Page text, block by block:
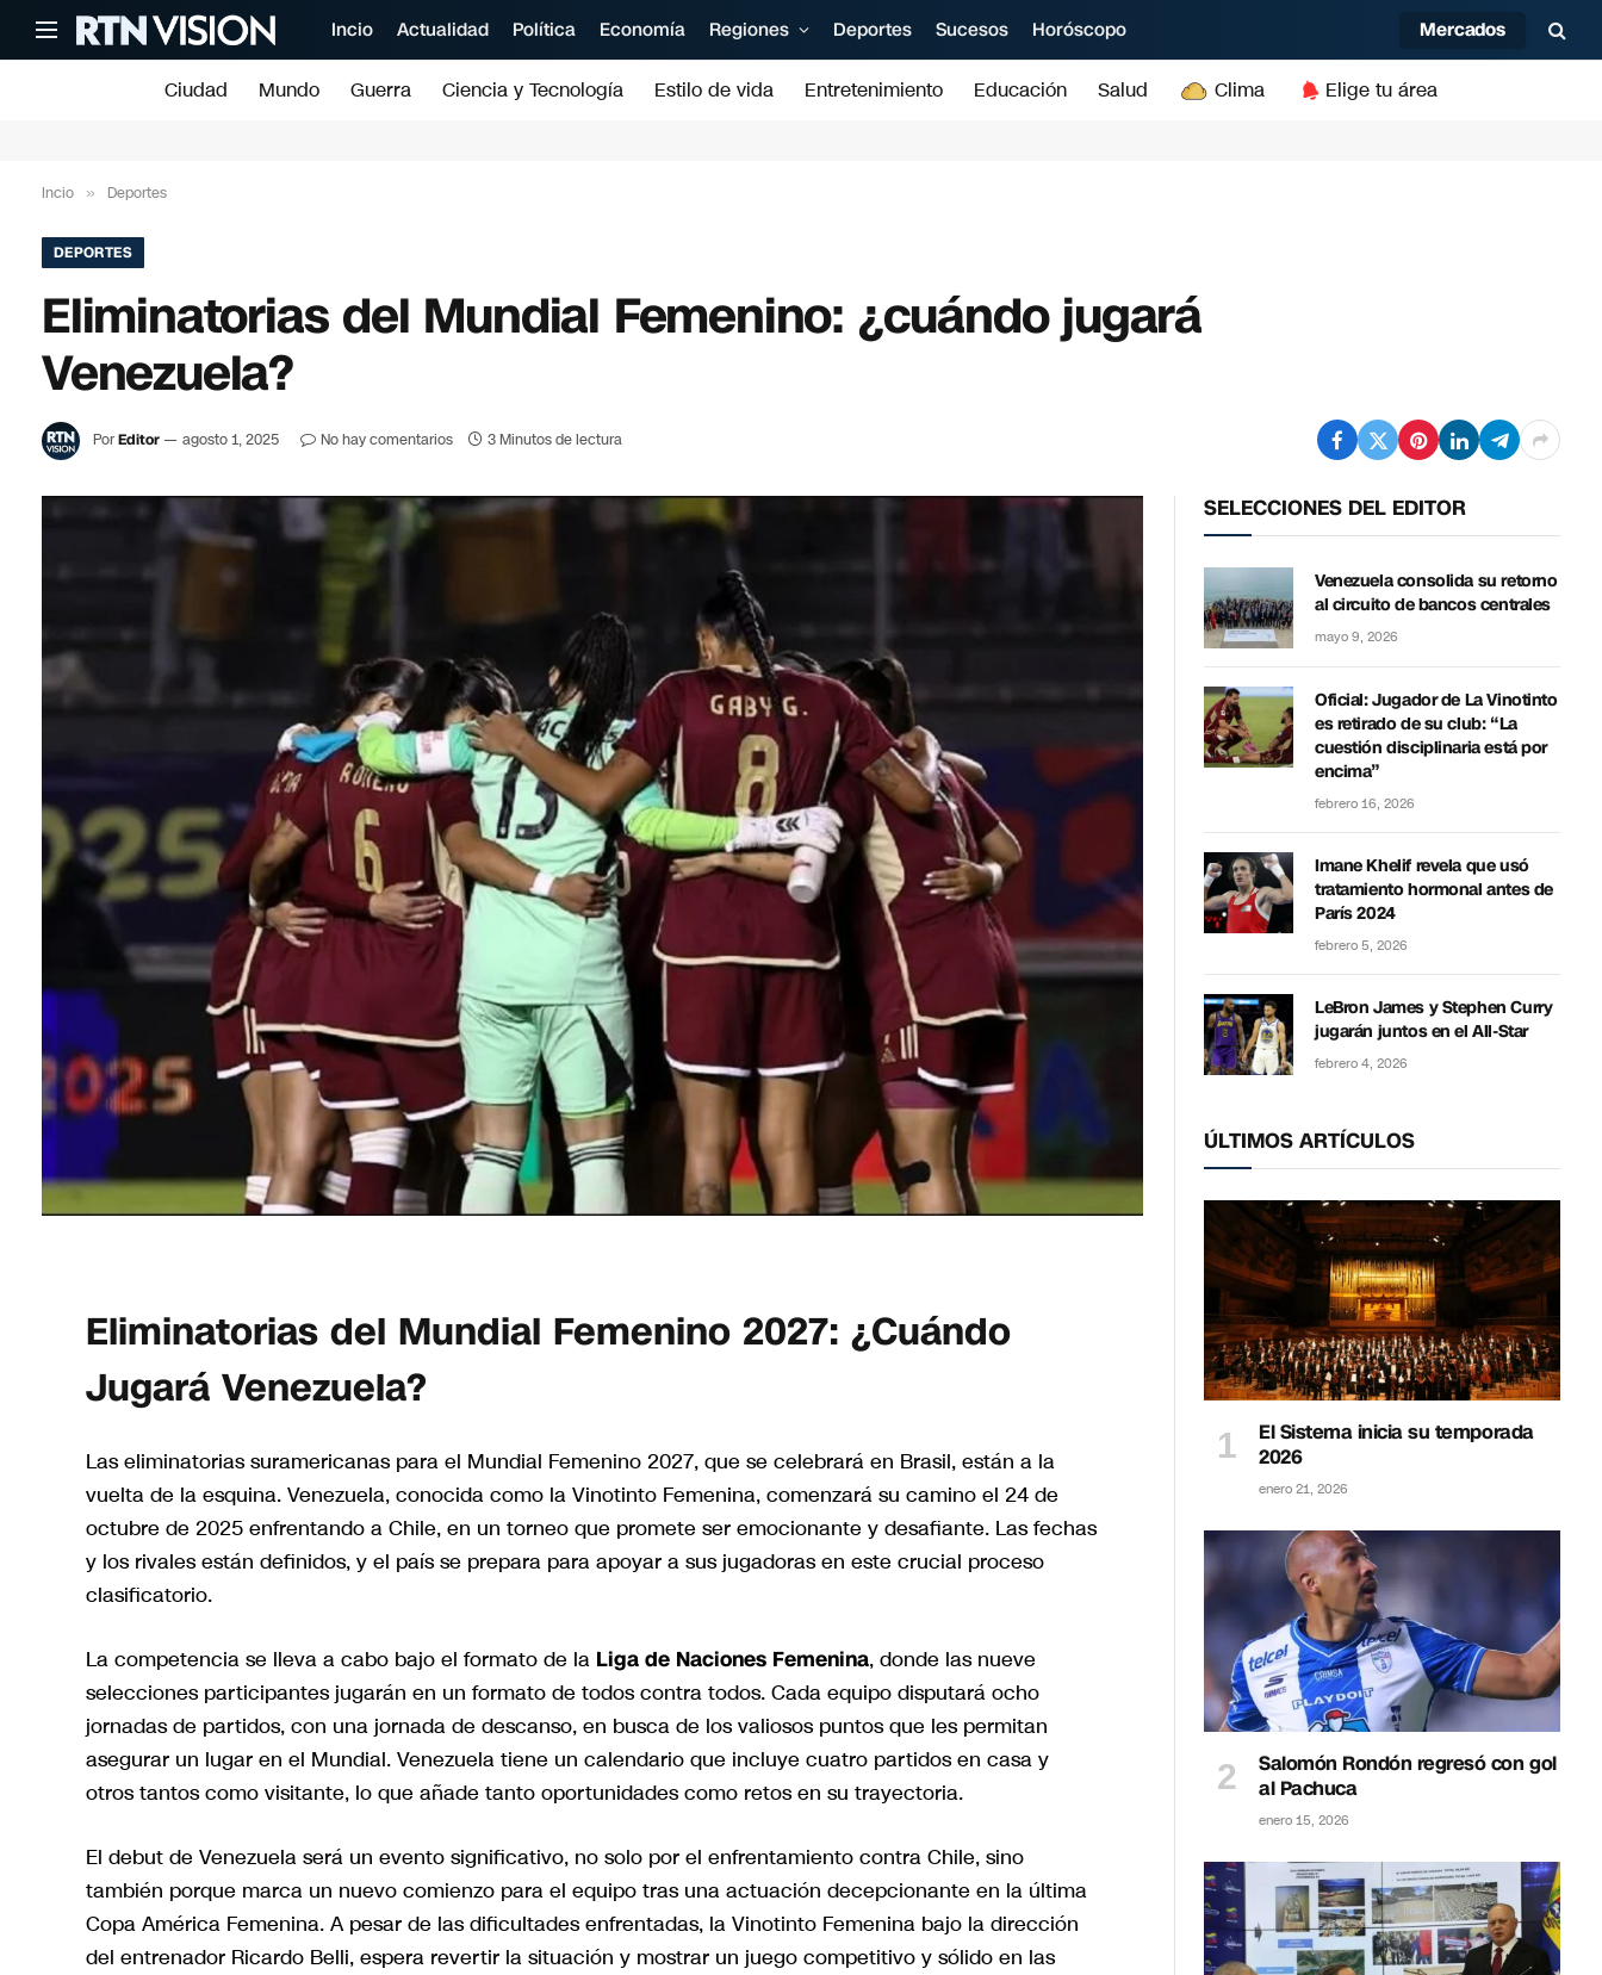
Incio Actualidad Política Economía Regiones Deportes Sucesos Horóscopo Mercados
Ciudad Mundo Guerra Ciencia y Tecnología Estilo de vida Entretenimiento Educación Salud Clima Elige tu área
Incio » Deportes
DEPORTES
Eliminatorias del Mundial Femenino: ¿cuándo jugará
Venezuela?
PorEditor agosto 1, 2025 No hay comentarios 3 Minutos de lectura
Eliminatorias del Mundial Femenino 2027: ¿Cuándo
Jugará Venezuela?
Las eliminatorias suramericanas para el Mundial Femenino 2027, que se celebrará en Brasil, están a la
vuelta de la esquina. Venezuela, conocida como la Vinotinto Femenina, comenzará su camino el 24 de
octubre de 2025 enfrentando a Chile, en un torneo que promete ser emocionante y desafiante. Las fechas
y los rivales están definidos, y el país se prepara para apoyar a sus jugadoras en este crucial proceso
clasificatorio.
La competencia se lleva a cabo bajo el formato de la Liga de Naciones Femenina, donde las nueve
selecciones participantes jugarán en un formato de todos contra todos. Cada equipo disputará ocho
jornadas de partidos, con una jornada de descanso, en busca de los valiosos puntos que les permitan
asegurar un lugar en el Mundial. Venezuela tiene un calendario que incluye cuatro partidos en casa y
otros tantos como visitante, lo que añade tanto oportunidades como retos en su trayectoria.
El debut de Venezuela será un evento significativo, no solo por el enfrentamiento contra Chile, sino
también porque marca un nuevo comienzo para el equipo tras una actuación decepcionante en la última
Copa América Femenina. A pesar de las dificultades enfrentadas, la Vinotinto Femenina bajo la dirección
del entrenador Ricardo Belli, espera revertir la situación y mostrar un juego competitivo y sólido en las
SELECCIONES DEL EDITOR
Venezuela consolida su retorno
al circuito de bancos centrales
mayo 9, 2026
Oficial: Jugador de La Vinotinto
es retirado de su club: “La
cuestión disciplinaria está por
encima”
febrero 16, 2026
Imane Khelif revela que usó
tratamiento hormonal antes de
París 2024
febrero 5, 2026
LeBron James y Stephen Curry
jugarán juntos en el All-Star
febrero 4, 2026
ÚLTIMOS ARTÍCULOS
El Sistema inicia su temporada
2026
enero 21, 2026
Salomón Rondón regresó con gol
al Pachuca
enero 15, 2026